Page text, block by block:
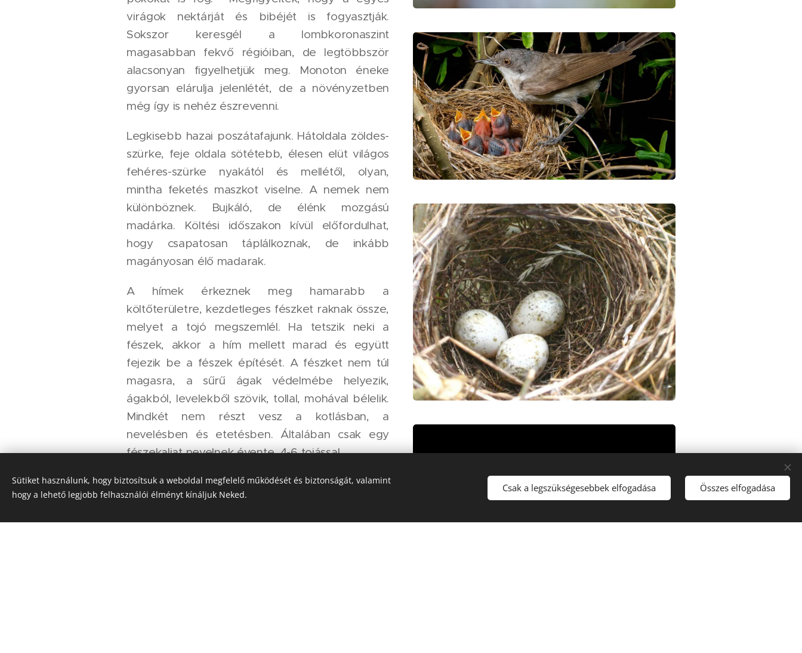
virágok nektárját és bibéjét is fogyasztják.
Sokszor keresgél a lombkoronaszint
magasabban fekvő régióiban, de legtöbbször
alacsonyan figyelhetjük meg. Monoton éneke
gyorsan elárulja jelenlétét, de a növényzetben
még így is nehéz észrevenni.
Legkisebb hazai poszátafajunk. Hátoldala zöldes-
szürke, feje oldala sötétebb, élesen elüt világos
fehéres-szürke nyakától és mellétől, olyan,
mintha feketés maszkot viselne. A nemek nem
különböznek. Bujkáló, de élénk mozgású
madárka. Költési időszakon kívül előfordulhat,
hogy csapatosan táplálkoznak, de inkább
magányosan élő madarak.
A hímek érkeznek meg hamarabb a
költőterületre, kezdetleges fészket raknak össze,
melyet a tojó megszemlél. Ha tetszik neki a
fészek, akkor a hím mellett marad és együtt
fejezik be a fészek építését. A fészket nem túl
magasra, a sűrű ágak védelmébe helyezik,
ágakból, levelekből szövik, tollal, mohával bélelik.
Mindkét nem részt vesz a kotlásban, a
nevelésben és etetésben. Általában csak egy
fészekaljat nevelnek évente, 4-6 tojással.
Magyarországon védett, eszmei értéke 25 000
Ft.
Sütiket használunk, hogy biztosítsuk a weboldal megfelelő működését és biztonságát, valamint
hogy a lehető legjobb felhasználói élményt kínáljuk Neked.
Csak a legszükségesebbek elfogadása Összes elfogadása